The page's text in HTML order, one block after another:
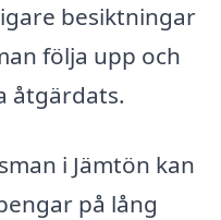
besiktningar
följa upp och
åtgärdats.
i Jämtön kan
på lång